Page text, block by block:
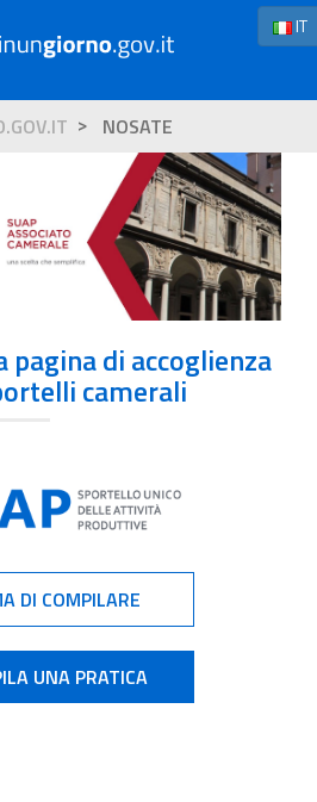
IT
NOSATE
pagina di accoglienza
camerali
DI COMPILARE
UNA PRATICA